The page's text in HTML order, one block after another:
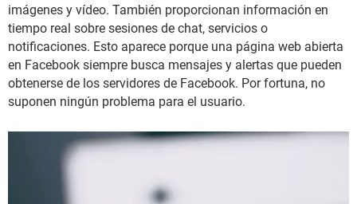
imágenes y vídeo. También proporcionan información en
tiempo real sobre sesiones de chat, servicios o
notificaciones. Esto aparece porque una página web abierta
en Facebook siempre busca mensajes y alertas que pueden
obtenerse de los servidores de Facebook. Por fortuna, no
suponen ningún problema para el usuario.